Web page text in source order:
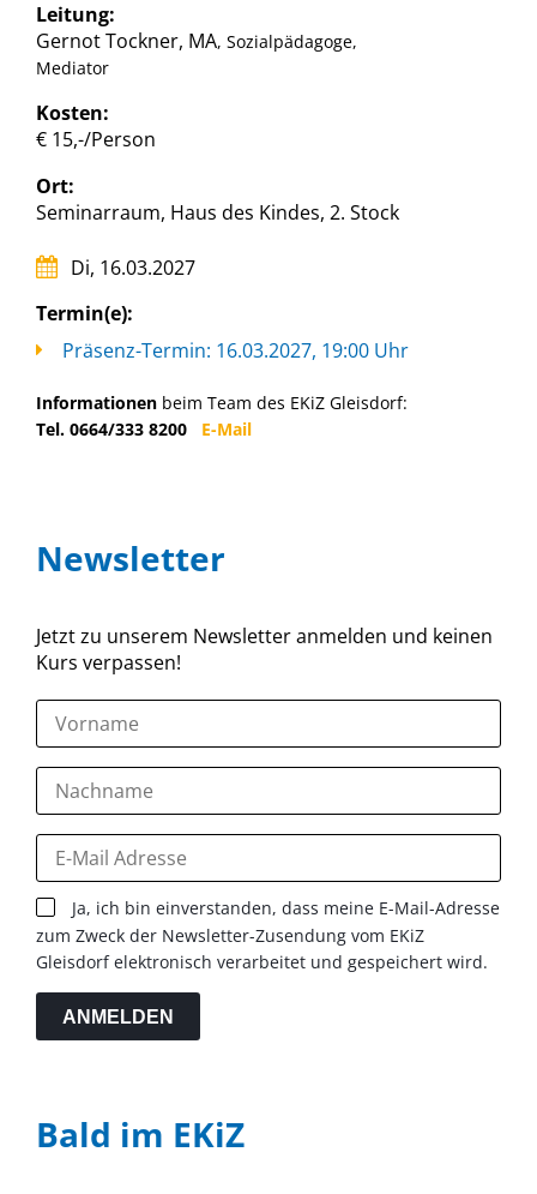
Newsletter
Jetzt zu unserem Newsletter anmelden und keinen
Kurs verpassen!
Ja, ich bin einverstanden, dass meine E-Mail-Adresse
zum Zweck der Newsletter-Zusendung vom EKiZ
Gleisdorf elektronisch verarbeitet und gespeichert wird.
ANMELDEN
Bald im EKiZ
Leitung:
Gernot Tockner, MA, Sozialpädagoge,
Mediator
Kosten:
€ 15,-/Person
Ort:
Seminarraum, Haus des Kindes, 2. Stock
Di, 16.03.2027
Termin(e):
Präsenz-Termin: 16.03.2027, 19:00 Uhr
Informationen beim Team des EKiZ Gleisdorf:
Tel. 0664/333 8200 E-Mail